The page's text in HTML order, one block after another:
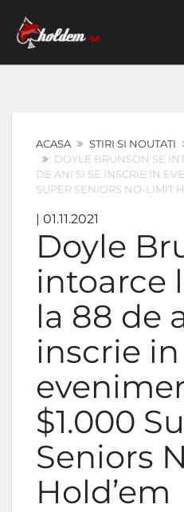
ACASA STIRI SI NOUTATI
DOYLE BRUNSON SE
DE ANI SI SE INSCRIE IN
SUPER SENIORS NO-LIMIT
| 01.11.2021
Doyle
intoarce
la 88 de
inscrie in
$1.000
Seniors
Hold’em